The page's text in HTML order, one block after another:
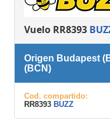
Vuelo RR8393
Origen Budapest
(BCN)
Cod. compartido:
RR8393 BUZZ